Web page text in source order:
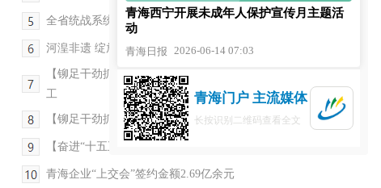
全省统战系统宣传工作会议召开
河湟非遗 绽放时代光彩——青海“文化和自然遗产日...
【铆足干劲抓发展】我省西部重要交通干线修复工程开
工
【铆足干劲抓发展】青海出台《实施意见》 以重点举...
【奋进“十五五”·真抓实干谱新篇】何以扎根青海 ...
青海企业“上交会”签约金额2.69亿余元
青海西宁开展未成年人保护宣传月主题活
动
青海日报 2026-06-14 07:03
青海门户 主流媒体
长按识别二维码查看全文